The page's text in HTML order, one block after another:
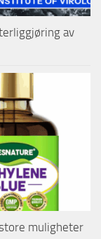
av
muligheter